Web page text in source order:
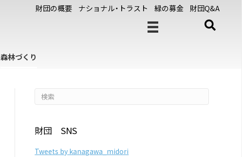
財団の概要 ナショナル・トラスト 緑の募金 財団Q&A
森林づくり
財団 SNS
Tweets by kanagawa_midori